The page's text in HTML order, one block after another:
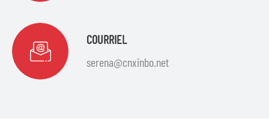
COURRIEL
serena@cnxinbo.net